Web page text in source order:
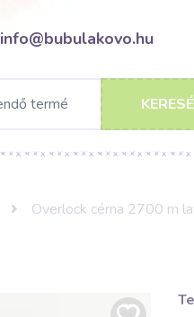
info@bubulakovo.hu
Overlock cérna 2700 m